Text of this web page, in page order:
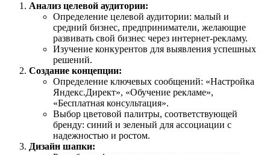
Анализ целевой аудитории:
Определение целевой аудитории: малый и
средний бизнес, предприниматели, желающие
развивать свой бизнес через интернет-рекламу.
Изучение конкурентов для выявления успешных
решений.
Создание концепции:
Определение ключевых сообщений: «Настройка
Яндекс.Директ», «Обучение рекламе»,
«Бесплатная консультация».
Выбор цветовой палитры, соответствующей
бренду: синий и зеленый для ассоциации с
надежностью и ростом.
Дизайн шапки: